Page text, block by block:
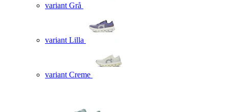
variant Grå
variant Lilla
variant Creme